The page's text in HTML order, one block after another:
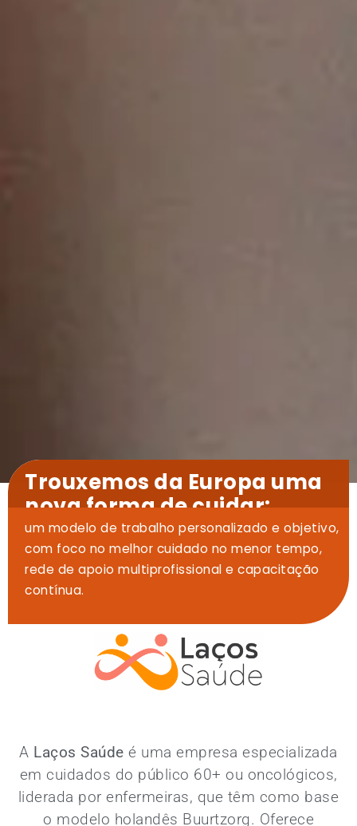
Trouxemos da Europa uma
nova forma de cuidar:
um modelo de trabalho personalizado e objetivo,
com foco no melhor cuidado no menor tempo,
rede de apoio multiprofissional e capacitação
contínua.
A Laços Saúde é uma empresa especializada
em cuidados do público 60+ ou oncológicos,
liderada por enfermeiras, que têm como base
o modelo holandês Buurtzorg. Oferece